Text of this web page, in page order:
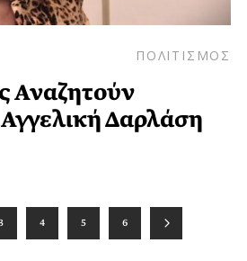
ΠΟΛΙΤΙΣΜΟΣ
Αναζητούν
Δαρλάση
4 5 6